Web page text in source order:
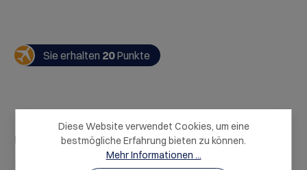
Sie erhalten 20Punkte
Beschreibung
Der FINEST CREMA steht für ausgewogenen
Diese Website verwendet Cookies, um eine
bestmögliche Erfahrung bieten zu können.
Mehr Informationen ...